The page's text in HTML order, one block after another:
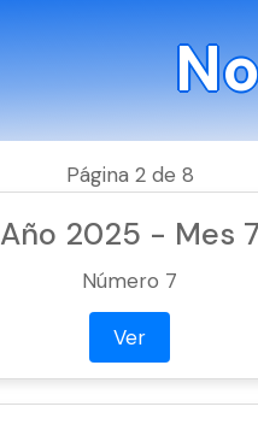
Página 2 de 8
Año 2025 - Mes 7
Número 7
Ver